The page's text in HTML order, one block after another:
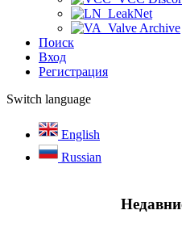
LeakNet
Valve Archive
Поиск
Вход
Регистрация
Switch language
English
Russian